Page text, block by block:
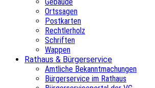
Gebäude
Ortssagen
Postkarten
Rechtlerholz
Schriften
Wappen
Rathaus & Bürgerservice
Amtliche Bekanntmachungen
Bürgerservice im Rathaus